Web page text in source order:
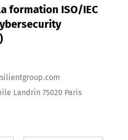
formation ISO/IEC
Landrin 75020 Paris